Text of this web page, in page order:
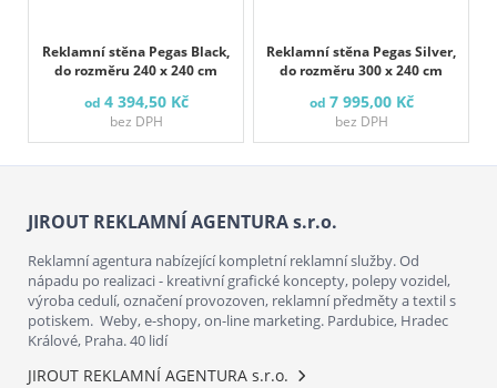
Reklamní stěna Pegas Black,
do rozměru 240 x 240 cm
od 4 394,50 Kč
bez DPH
Reklamní stěna Pegas Silver,
do rozměru 300 x 240 cm
od 7 995,00 Kč
bez DPH
JIROUT REKLAMNÍ AGENTURA s.r.o.
Reklamní agentura nabízející kompletní reklamní služby. Od
nápadu po realizaci - kreativní grafické koncepty, polepy vozidel,
výroba cedulí, označení provozoven, reklamní předměty a textil s
potiskem. Weby, e-shopy, on-line marketing. Pardubice, Hradec
Králové, Praha. 40 lidí
JIROUT REKLAMNÍ AGENTURA s.r.o.